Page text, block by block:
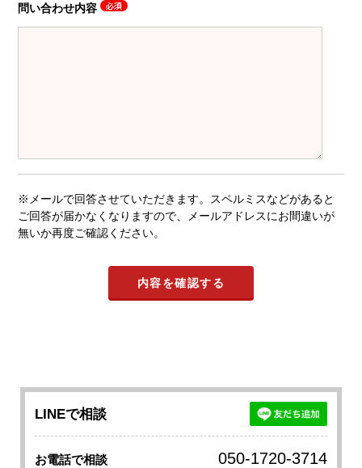
問い合わせ内容
※メールで回答させていただきます。スペルミスなどがあると
ご回答が届かなくなりますので、メールアドレスにお間違いが
無いか再度ご確認ください。
LINEで相談
お電話で相談 050-1720-3714